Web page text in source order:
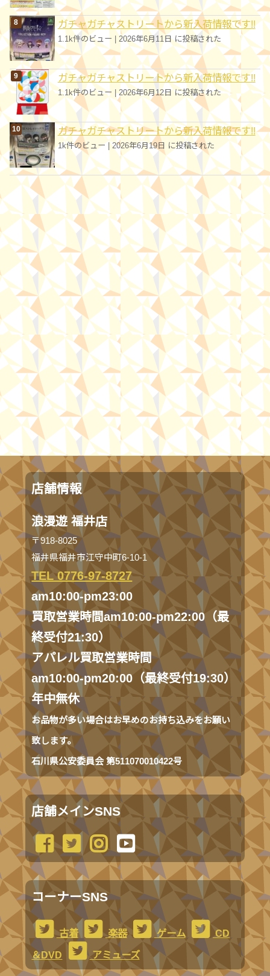
ガチャガチャストリートから新入荷情報です!!
1.1k件のビュー 2026年6月11日 に投稿された
ガチャガチャストリートから新入荷情報です!!
1.1k件のビュー |2026年6月12日 に投稿された
ガチャガチャストリートから新入荷情報です!!
1k件のビュー|2026年6月19日 に投稿された
店舗情報
浪漫遊 福井店
〒918-8025
福井県福井市江守中町6-10-1
TEL 0776-97-8727
am10:00-pm23:00
買取営業時間am10:00-pm22:00（最
終受付21:30）
アパレル買取営業時間
am10:00-pm20:00（最終受付19:30）
年中無休
お品物が多い場合はお早めのお持ち込みをお願い
致します。
石川県公安委員会 第511070010422号
店舗メインSNS
コーナーSNS
古着 楽器 ゲーム
CD
＆DVD
アミューズ